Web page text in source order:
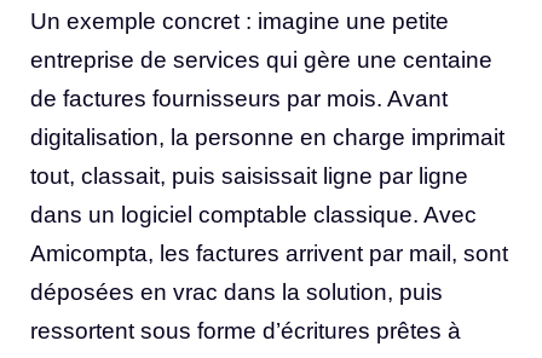
Un exemple concret : imagine une petite
entreprise de services qui gère une centaine
de factures fournisseurs par mois. Avant
digitalisation, la personne en charge imprimait
tout, classait, puis saisissait ligne par ligne
dans un logiciel comptable classique. Avec
Amicompta, les factures arrivent par mail, sont
déposées en vrac dans la solution, puis
ressortent sous forme d’écritures prêtes à